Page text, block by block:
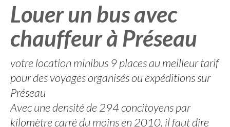
Louer un bus avec
chauffeur à Préseau
votre location minibus 9 places au meilleur tarif
pour des voyages organisés ou expéditions sur
Préseau
Avec une densité de 294 concitoyens par
kilomètre carré du moins en 2010, il faut dire